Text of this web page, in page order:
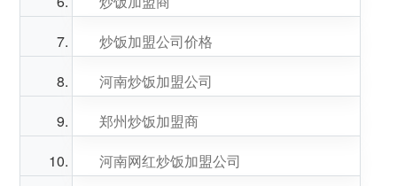
炒饭加盟公司价格
河南炒饭加盟公司
郑州炒饭加盟商
河南网红炒饭加盟公司